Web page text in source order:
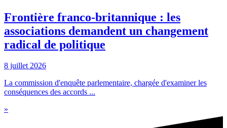
Frontière franco-britannique : les
associations demandent un changement
radical de politique
8 juillet 2026
La commission d'enquête parlementaire, chargée d'examiner les
conséquences des accords ...
»